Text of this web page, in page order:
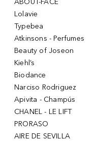
ABOUT-FACE
Lolavie
Typebea
Atkinsons - Perfumes
Beauty of Joseon
Kiehl’s
Biodance
Narciso Rodriguez
Apivita - Champús
CHANEL - LE LIFT
PRORASO
AIRE DE SEVILLA